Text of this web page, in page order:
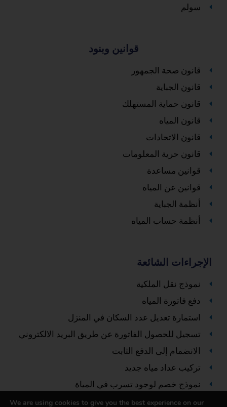
سولم
قوانين وبنود
قانون صحة الجمهور
قانون الجباية
قانون حماية المستهلك
قانون المياه
قانون الاتحادات
قانون حرية المعلومات
قوانين مساعدة
قوانين عن المياه
أنظمة الجباية
أنظمة حساب المياه
الإجراءات الشائعة
نموذج نقل الملكية
دفع فاتورة المياه
استمارة تعديل عدد السكان في المنزل
تسجيل للحصول الفاتورة عن طريق البريد الالكتروني
الانضمام إلى الدفع الثابت
تركيب عداد مياه جديد
نموذج خصم لوجود تسرب في المياة
الإبلاغ عن عطل
We are using cookies to give you the best experience on our